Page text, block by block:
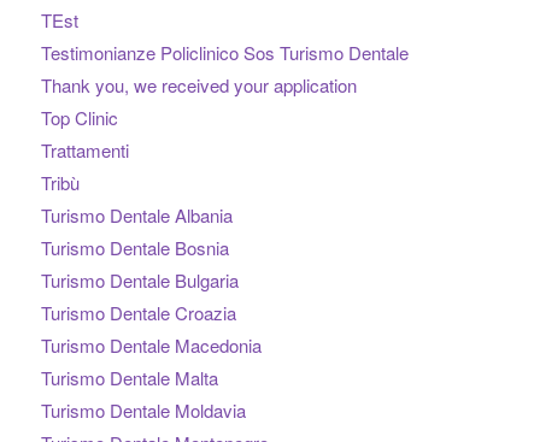
TEst
Testimonianze Policlinico Sos Turismo Dentale
Thank you, we received your application
Top Clinic
Trattamenti
Tribù
Turismo Dentale Albania
Turismo Dentale Bosnia
Turismo Dentale Bulgaria
Turismo Dentale Croazia
Turismo Dentale Macedonia
Turismo Dentale Malta
Turismo Dentale Moldavia